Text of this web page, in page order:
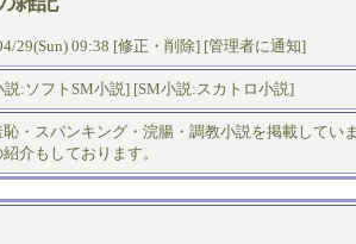
29(Sun) 09:38 [修正・削除] [管理者に通知]
説:ソフトSM小説] [SM小説:スカトロ小説]
・スパンキング・浣腸・調教小説を掲載してい
介もしております。